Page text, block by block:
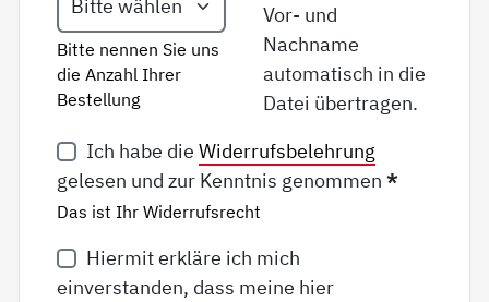
Bitte nennen Sie uns
die Anzahl Ihrer
Bestellung
Vor- und
Nachname
automatisch in die
Datei übertragen.
Ich habe die Widerrufsbelehrung
gelesen und zur Kenntnis genommen*
Das ist Ihr Widerrufsrecht
Hiermit erkläre ich mich
einverstanden, dass meine hier